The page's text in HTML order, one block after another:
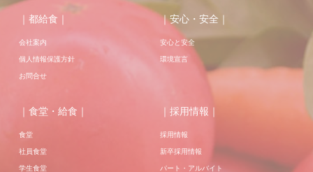
｜都給食｜
会社案内
個人情報保護方針
お問合せ
｜安心・安全｜
安心と安全
環境宣言
｜食堂・給食｜
食堂
社員食堂
学生食堂
｜採用情報｜
採用情報
新卒採用情報
パート・アルバイト